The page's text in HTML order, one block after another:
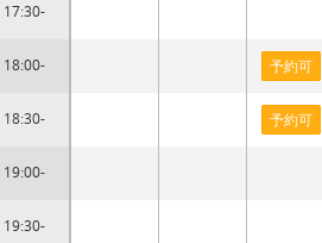
17:30-
18:00-
18:30-
19:00-
19:30-
予約可
予約可